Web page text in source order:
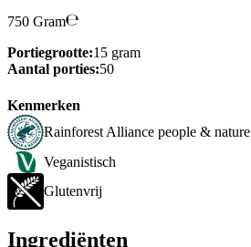
750 Gram
Portiegrootte:15 gram
Aantal porties:50
Kenmerken
Rainforest Alliance people & nature
Veganistisch
Glutenvrij
Ingrediënten